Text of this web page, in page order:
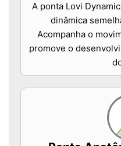
A ponta Lovi
dinâmica
Acompanha o
promove o